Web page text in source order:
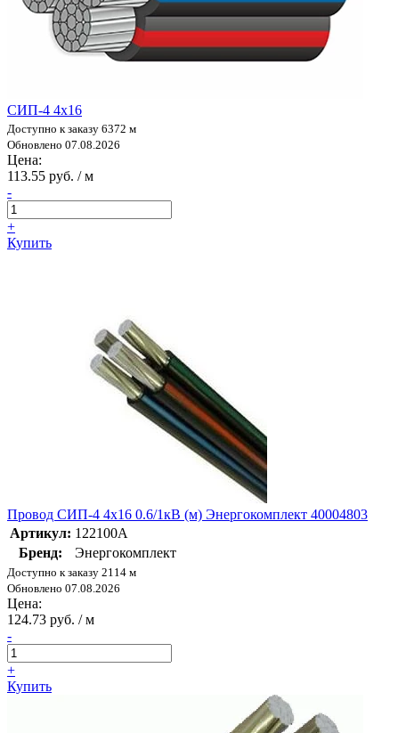
СИП-4 4х16
Доступно к заказу 6372 м
Обновлено 07.08.2026
Цена:
113.55 руб. / м
-
+
Купить
Провод СИП-4 4х16 0.6/1кВ (м) Энергокомплект 40004803
Артикул: 122100А
Бренд:
Энергокомплект
Доступно к заказу 2114 м
Обновлено 07.08.2026
Цена:
124.73 руб. / м
-
+
Купить